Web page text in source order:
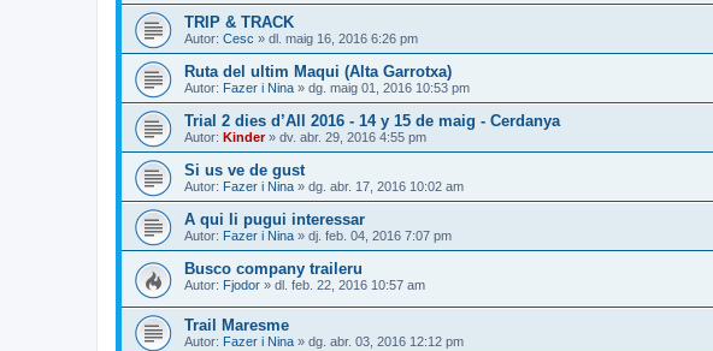
TRIP & TRACK
Autor: Cesc » dl. maig 16, 2016 6:26 pm
Ruta del ultim Maqui (Alta Garrotxa)
Autor: Fazer i Nina » dg. maig 01, 2016 10:53 pm
Trial 2 dies d’All 2016 - 14 y 15 de maig - Cerdanya
Autor: Kinder» dv. abr. 29, 2016 4:55 pm
Si us ve de gust
Autor: Fazer i Nina » dg. abr. 17, 2016 10:02 am
A qui li pugui interessar
Autor: Fazer i Nina » dj. feb. 04, 2016 7:07 pm
Busco company traileru
Autor: Fjodor » dl. feb. 22, 2016 10:57 am
Trail Maresme
Autor: Fazer i Nina » dg. abr. 03, 2016 12:12 pm